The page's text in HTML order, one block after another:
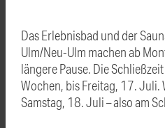
Das Erlebnisbad und der
Ulm/Neu-Ulm machen ab
längere Pause. Die
Wochen, bis Freitag, 17. Juli.
Samstag, 18. Juli – also am